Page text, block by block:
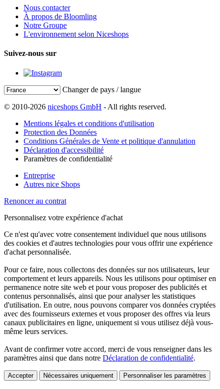
Nous contacter
À propos de Bloomling
Notre Groupe
L'environnement selon Niceshops
Suivez-nous sur
Changer de pays / langue
© 2010-2026 niceshops GmbH - All rights reserved.
Mentions légales et conditions d'utilisation
Protection des Données
Conditions Générales de Vente et politique d'annulation
Déclaration d'accessibilité
Paramètres de confidentialité
Entreprise
Autres nice Shops
Renoncer au contrat
Personnalisez votre expérience d'achat
Ce n'est qu'avec votre consentement individuel que nous utilisons
des cookies et d'autres technologies pour vous offrir une expérience
d'achat personnalisée.
Pour ce faire, nous collectons des données sur nos utilisateurs, leur
comportement et leurs appareils. Nous les utilisons pour optimiser en
permanence notre site web et pour vous proposer des publicités et
contenus personnalisés, ainsi que pour analyser les statistiques
d'utilisation. En outre, nous pouvons comparer vos données cryptées
avec des fournisseurs externes et vous proposer des offres via leurs
canaux publicitaires en ligne, uniquement si vous utilisez déjà vous-
même leurs services.
Avant de confirmer votre accord, merci de vous renseigner dans les
paramètres ainsi que dans notre Déclaration de confidentialité.
Accepter Nécessaires uniquement Personnaliser les paramètres